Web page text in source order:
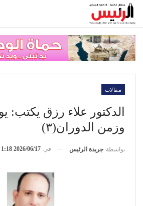
مقالات
الدكتور علاء رزق يكتب:
وزمن الدوران(٣)
بواسطة جريدة الرئيس في 2026/06/17 at 1:18 صباحًا